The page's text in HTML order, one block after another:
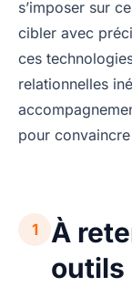
s’imposer sur
cibler avec
ces
relationnelles
pour convaincre
1
À
outils